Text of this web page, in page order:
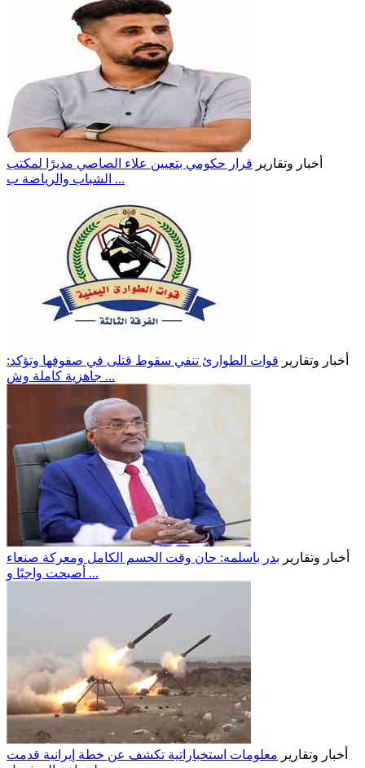
أخبار وتقارير قرار حكومي بتعيين علاء الصاصي مديرًا لمكتب
الشباب والرياضة ب ...
أخبار وتقارير قوات الطوارئ تنفي سقوط قتلى في صفوفها وتؤكد:
جاهزية كاملة وش ...
أخبار وتقارير بدر باسلمه: حان وقت الحسم الكامل ومعركة صنعاء
أصبحت واجبًا و ...
أخبار وتقارير معلومات استخباراتية تكشف عن خطة إيرانية قدمت